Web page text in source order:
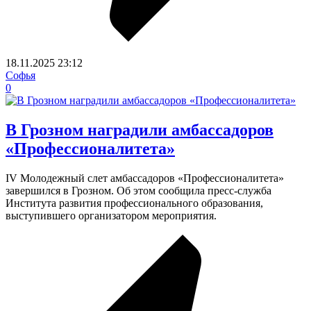
18.11.2025 23:12
Софья
0
В Грозном наградили амбассадоров
«Профессионалитета»
IV Молодежный слет амбассадоров «Профессионалитета»
завершился в Грозном. Об этом сообщила пресс-служба
Института развития профессионального образования,
выступившего организатором мероприятия.